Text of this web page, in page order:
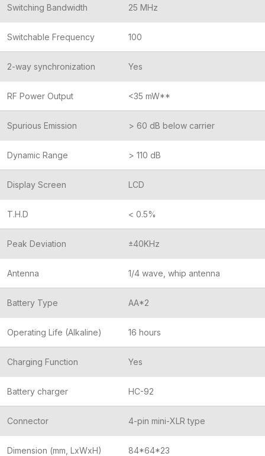
Switching Bandwidth 25 MHz
Switchable Frequency 100
2-way synchronization Yes
RF Power Output <35 mW**
Spurious Emission > 60 dB below carrier
Dynamic Range > 110 dB
Display Screen LCD
T.H.D < 0.5%
Peak Deviation ±40KHz
Antenna 1/4 wave, whip antenna
Battery Type AA*2
Operating Life (Alkaline) 16 hours
Charging Function Yes
Battery charger HC-92
Connector 4-pin mini-XLR type
Dimension (mm, LxWxH) 84*64*23